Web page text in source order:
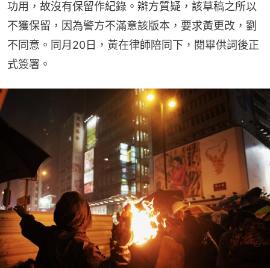
功用，故沒有保留作紀錄。辯方質疑，該草稿之所以
不獲保留，因為警方不滿意該版本，要求黃更改，劉
不同意。同月20日，黃在律師陪同下，閱畢供詞後正
式簽署。